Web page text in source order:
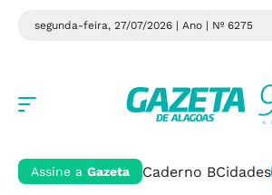
segunda-feira, 27/07/2026 | Ano | Nº 6275
Assine a Gazeta Caderno BCidades